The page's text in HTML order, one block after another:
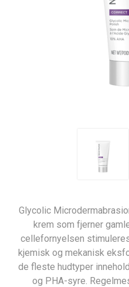
Glycolic
krem som fjerner
cellefornyelsen
kjemisk og mekanisk
de fleste hudtyper
og PHA-syre.